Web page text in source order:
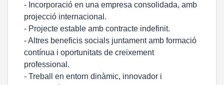
- Incorporació en una empresa consolidada, amb
projecció internacional.
- Projecte estable amb contracte indefinit.
- Altres beneficis socials juntament amb formació
contínua i oportunitats de creixement
professional.
- Treball en entorn dinàmic, innovador i